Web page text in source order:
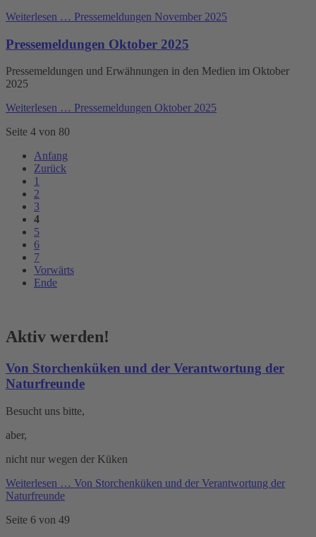
Weiterlesen … Pressemeldungen November 2025
Pressemeldungen Oktober 2025
Pressemeldungen und Erwähnungen in den Medien im Oktober
2025
Weiterlesen … Pressemeldungen Oktober 2025
Seite 4 von 80
Anfang
Zurück
1
2
3
4
5
6
7
Vorwärts
Ende
Aktiv werden!
Von Storchenküken und der Verantwortung der
Naturfreunde
Besucht uns bitte,
aber,
nicht nur wegen der Küken
Weiterlesen … Von Storchenküken und der Verantwortung der
Naturfreunde
Seite 6 von 49